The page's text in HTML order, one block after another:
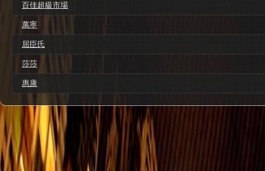
百佳超級市場
萬寧
屈臣氏
莎莎
惠康